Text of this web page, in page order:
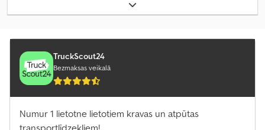
TruckScout24
Bezmaksas veikalā
Numur 1 lietotne lietotiem kravas un atpūtas